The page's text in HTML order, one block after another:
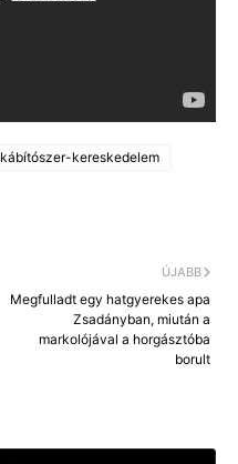
kábítószer-kereskedelem
ÚJABB
Megfulladt egy hatgyerekes apa
Zsadányban, miután a
markolójával a horgásztóba
borult